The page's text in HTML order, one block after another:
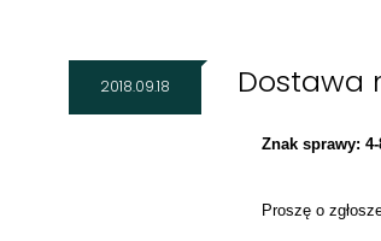
2018.09.18 Dostawa
Znak sprawy: 4-
Proszę o